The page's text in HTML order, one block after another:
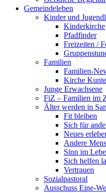
Gemeindeleben
Kinder und
Kinderkirche
Pfadfinder
Freizeiten /
Familien
Familien-
Kirche
Junge Erwachsene
FiZ – Familien im
Älter werden in
Fit bleiben
Sich für
Neues
Andere
Sinn im
Sich helfen
Vertrauen
Sozialpastoral
Ausschuss Eine-